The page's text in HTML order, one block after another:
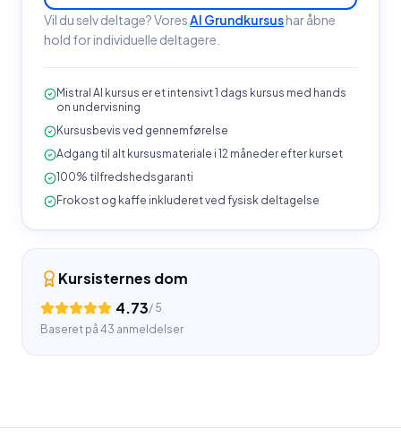
Vil du selv deltage? VoresAI Grundkursushar åbne
hold for individuelle deltagere.
Mistral AI kursus er et intensivt 1 dags kursus med hands
on undervisning
Kursusbevis ved gennemførelse
Adgang til alt kursusmateriale i 12 måneder efter kurset
100% tilfredshedsgaranti
Frokost og kaffe inkluderet ved fysisk deltagelse
Kursisternes dom
4.73/ 5
Baseret på 43 anmeldelser